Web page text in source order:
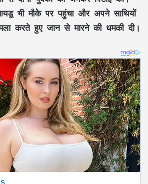
भी मौके पर पहुंचा और अपने साथियों
करते हुए जान से मारने की धमकी दी।